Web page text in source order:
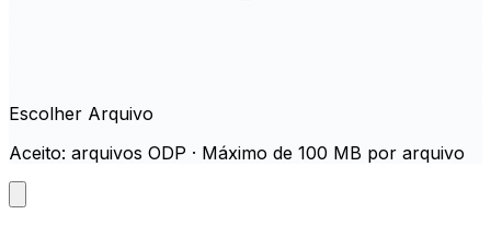
Escolher Arquivo
Aceito: arquivos ODP · Máximo de 100 MB por arquivo